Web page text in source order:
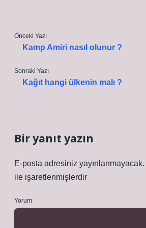
Önceki Yazı
Kamp Amiri nasıl olunur ?
Sonraki Yazı
Kağıt hangi ülkenin malı ?
Bir yanıt yazın
E-posta adresiniz yayınlanmayacak.
ile işaretlenmişlerdir
Yorum